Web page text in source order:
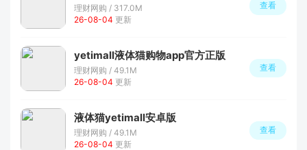
理财网购 / 317.0M
26-08-04 更新
查看
yetimall液体猫购物app官方正版
理财网购 / 49.1M
26-08-04 更新
查看
液体猫yetimall安卓版
理财网购 / 49.1M
26-08-04 更新
查看